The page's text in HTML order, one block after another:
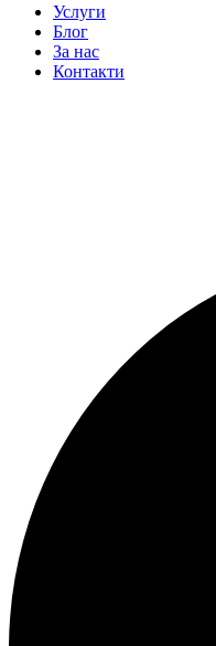
Услуги
Блог
За нас
Контакти